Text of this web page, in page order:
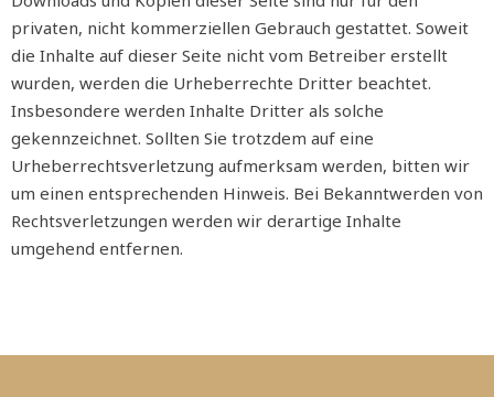
privaten, nicht kommerziellen Gebrauch gestattet. Soweit
die Inhalte auf dieser Seite nicht vom Betreiber erstellt
wurden, werden die Urheberrechte Dritter beachtet.
Insbesondere werden Inhalte Dritter als solche
gekennzeichnet. Sollten Sie trotzdem auf eine
Urheberrechtsverletzung aufmerksam werden, bitten wir
um einen entsprechenden Hinweis. Bei Bekanntwerden von
Rechtsverletzungen werden wir derartige Inhalte
umgehend entfernen.